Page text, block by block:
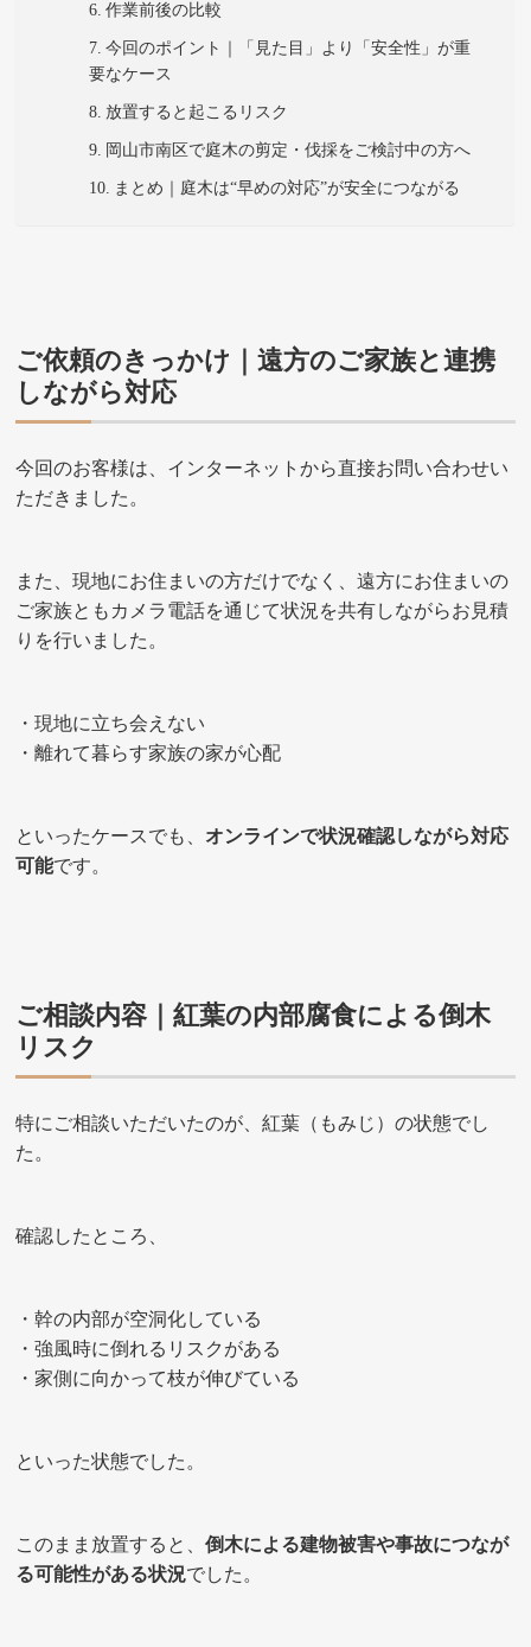
作業前後の比較
今回のポイント｜「見た目」より「安全性」が重
要なケース
放置すると起こるリスク
岡山市南区で庭木の剪定・伐採をご検討中の方へ
まとめ｜庭木は“早めの対応”が安全につながる
ご依頼のきっかけ｜遠方のご家族と連携
しながら対応
今回のお客様は、インターネットから直接お問い合わせい
ただきました。
また、現地にお住まいの方だけでなく、遠方にお住まいの
ご家族ともカメラ電話を通じて状況を共有しながらお見積
りを行いました。
・現地に立ち会えない
・離れて暮らす家族の家が心配
といったケースでも、 オンラインで状況確認しながら対応
可能です。
ご相談内容｜紅葉の内部腐食による倒木
リスク
特にご相談いただいたのが、紅葉（もみじ）の状態でし
た。
確認したところ、
・幹の内部が空洞化している
・強風時に倒れるリスクがある
・家側に向かって枝が伸びている
といった状態でした。
このまま放置すると、倒木による建物被害や事故につなが
る可能性がある状況でした。